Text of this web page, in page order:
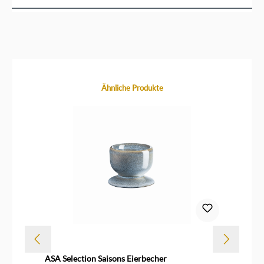
Produktgalerie überspringenÄhnliche Produkte
ASA Selection Saisons Eierbecher